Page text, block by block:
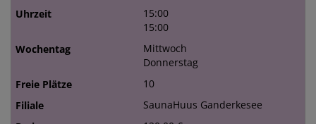
15:00
15:00
Mittwoch
Donnerstag
10
SaunaHuus Ganderkesee